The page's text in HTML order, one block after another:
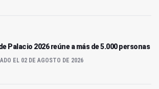
Palacio 2026 reúne a más de 5.000 personas
EL 02 DE AGOSTO DE 2026